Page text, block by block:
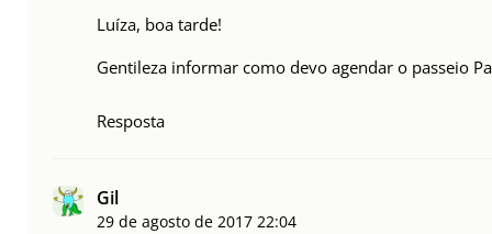
Luíza, boa tarde!
Gentileza informar como devo agendar o passeio
Resposta
Gil
29 de agosto de 2017 22:04